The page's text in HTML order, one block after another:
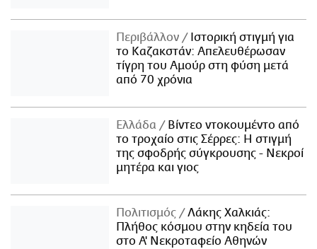
Περιβάλλον
Ιστορική στιγμή για
το Καζακστάν: Απελευθέρωσαν
τίγρη του Αμούρ στη φύση μετά
από 70 χρόνια
Ελλάδα
Βίντεο ντοκουμέντο από
το τροχαίο στις Σέρρες: Η στιγμή
της σφοδρής σύγκρουσης - Νεκροί
μητέρα και γιος
Πολιτισμός
Λάκης Χαλκιάς:
Πλήθος κόσμου στην κηδεία του
στο Α' Νεκροταφείο Αθηνών